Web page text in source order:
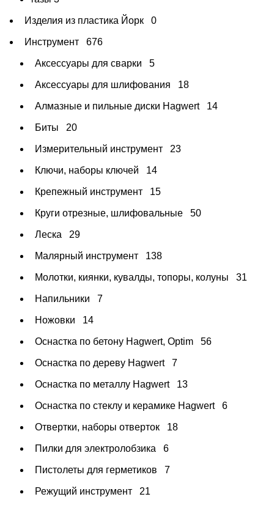
Изделия из пластика Йорк 0
Инструмент 676
Аксессуары для сварки 5
Аксессуары для шлифования 18
Алмазные и пильные диски Hagwert 14
Биты 20
Измерительный инструмент 23
Ключи, наборы ключей 14
Крепежный инструмент 15
Круги отрезные, шлифовальные 50
Леска 29
Малярный инструмент 138
Молотки, киянки, кувалды, топоры, колуны 31
Напильники 7
Ножовки 14
Оснастка по бетону Hagwert, Optim 56
Оснастка по дереву Hagwert 7
Оснастка по металлу Hagwert 13
Оснастка по стеклу и керамике Hagwert 6
Отвертки, наборы отверток 18
Пилки для электролобзика 6
Пистолеты для герметиков 7
Режущий инструмент 21